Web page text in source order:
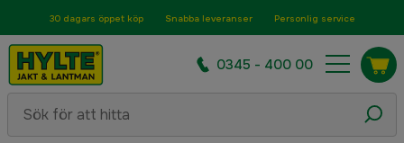
30 dagars öppet köp Snabba leveranser Personlig service
0345 - 400 00